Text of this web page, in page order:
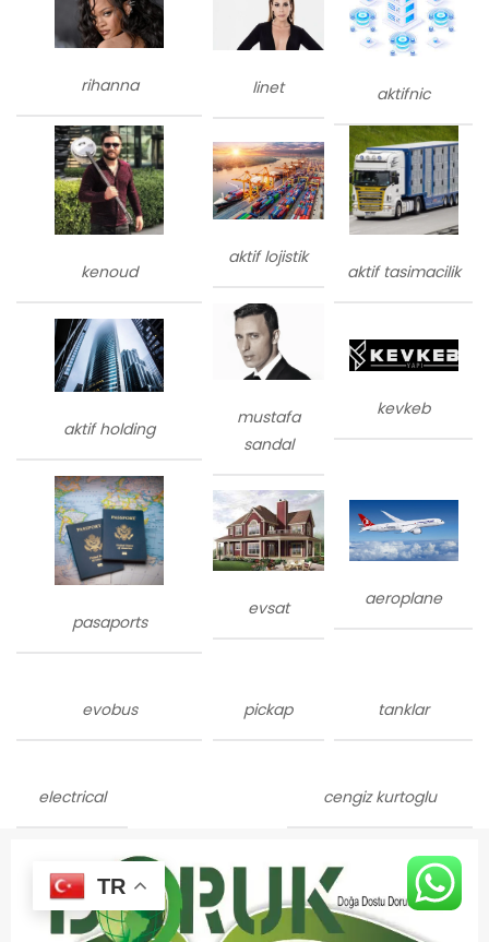
rihanna linet aktifnic
kenoud
aktif lojistik
aktif tasimacilik
aktif holding
mustafa
sandal
kevkeb
pasaports
evsat aeroplane
evobus pickap tanklar
electrical cengiz kurtoglu